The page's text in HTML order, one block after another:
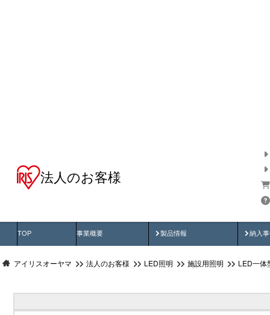
法人のお客様
TOP 事業概要 製品情報
製品動画 納入
納
アイリスオーヤマ 法人のお客様 LED照明 施設用照明 LED一体